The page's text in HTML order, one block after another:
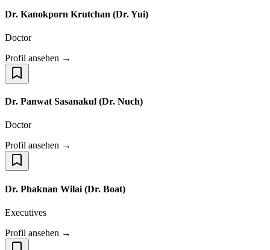
Dr. Kanokporn Krutchan (Dr. Yui)
Doctor
Profil ansehen →
Dr. Panwat Sasanakul (Dr. Nuch)
Doctor
Profil ansehen →
Dr. Phaknan Wilai (Dr. Boat)
Executives
Profil ansehen →